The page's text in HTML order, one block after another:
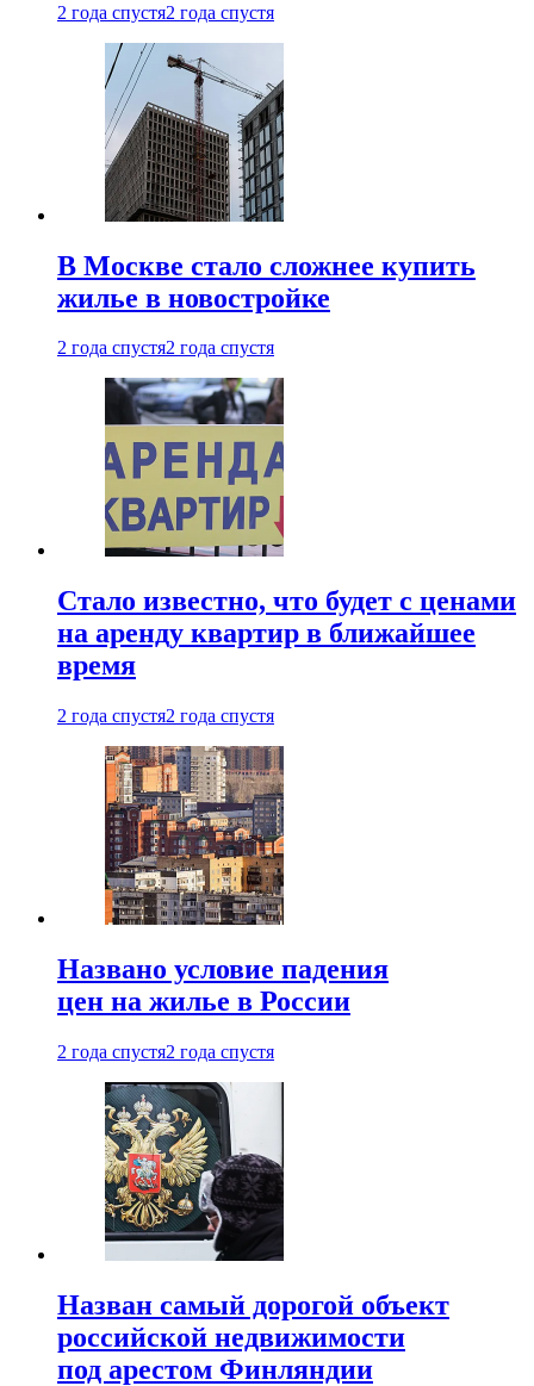
2 года спустя2 года спустя
В Москве стало сложнее купить
жилье в новостройке
2 года спустя2 года спустя
Стало известно, что будет с ценами
на аренду квартир в ближайшее
время
2 года спустя2 года спустя
Названо условие падения
цен на жилье в России
2 года спустя2 года спустя
Назван самый дорогой объект
российской недвижимости
под арестом Финляндии